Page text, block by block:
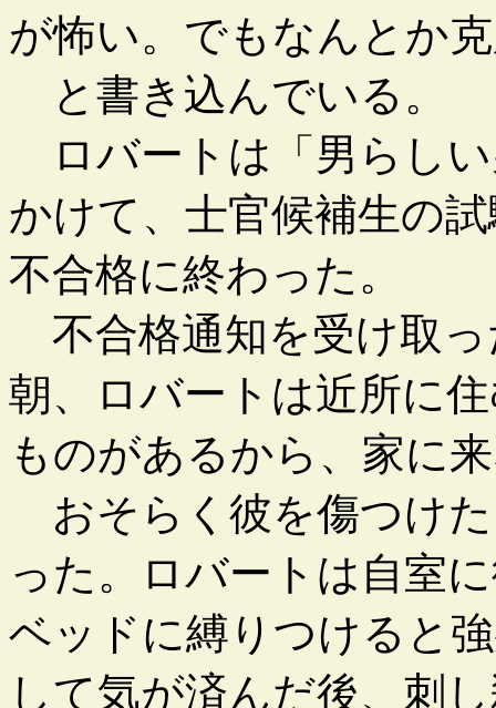
が怖い。でもなんとか
と書き込んでいる。
ロバートは「男らし
かけて、士官候補生の
不合格に終わった。
不合格通知を受け取っ
朝、ロバートは近所に
ものがあるから、家に
おそらく彼を傷つけ
った。ロバートは自室
ベッドに縛りつけると
して気が済んだ後、刺